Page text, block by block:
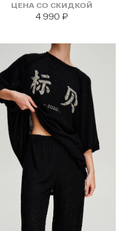
ЦЕНА СО СКИДКОЙ
4 990 ₽